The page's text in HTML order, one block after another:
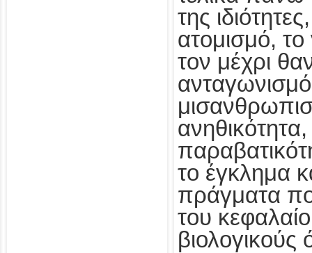
της
ατομισμό,
τον μέχρι
ανηθικότητα,
το έγκλημα
πράγματα
του
βιολογικούς